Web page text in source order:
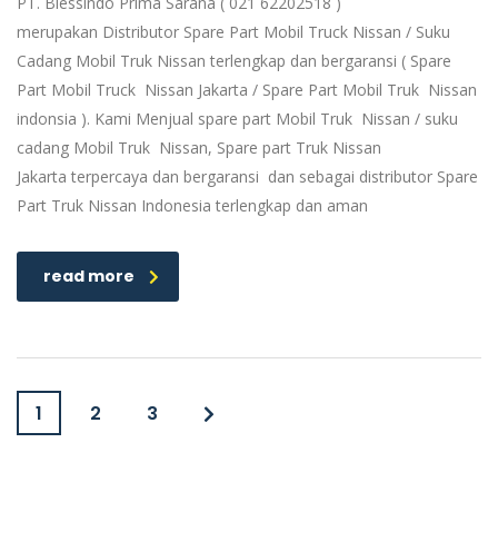
merupakan Distributor Spare Part Mobil Truck Nissan / Suku
Cadang Mobil Truk Nissan terlengkap dan bergaransi ( Spare
Part Mobil Truck Nissan Jakarta / Spare Part Mobil Truk Nissan
indonsia ). Kami Menjual spare part Mobil Truk Nissan / suku
cadang Mobil Truk Nissan, Spare part Truk Nissan
Jakarta terpercaya dan bergaransi dan sebagai distributor Spare
Part Truk Nissan Indonesia terlengkap dan aman
read more
1 2 3